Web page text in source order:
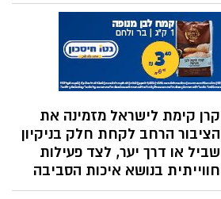
ועוד.
קרן קימת לישראל מזמינה את
הציבור הרחב לקחת חלק בניקיון
שביל או דרך יער, לצד פעילות
חווייתית בנושא איכות הסביבה
קרן קימת לישראל מזמינה את הציבור לסוף